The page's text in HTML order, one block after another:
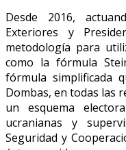
Desde 2016,
Exteriores y
metodología para
como la fórmula
fórmula simplificada
Dombas, en todas las
un esquema
ucranianas y
Seguridad y